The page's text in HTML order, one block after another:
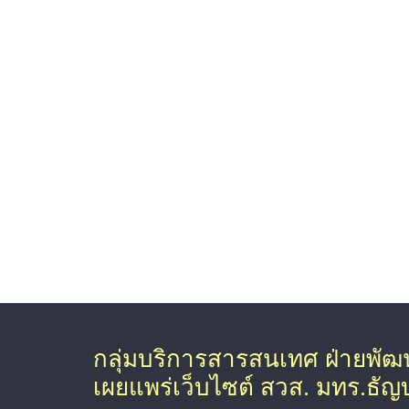
กลุ่มบริการสารสนเทศ ฝ่ายพั
เผยแพร่เว็บไซต์ สวส. มทร.ธัญ